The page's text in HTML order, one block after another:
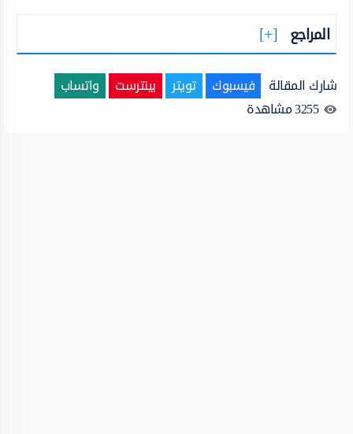
المراجع
شارك المقالة فيسبوك تويتر بينترست
واتساب
3255مشاهدة